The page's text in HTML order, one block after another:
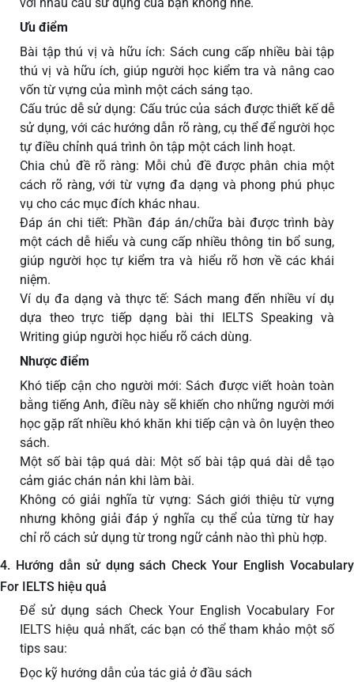
Ưu điểm
Bài tập thú vị và hữu ích: Sách cung cấp nhiều bài tập
thú vị và hữu ích, giúp người học kiểm tra và nâng cao
vốn từ vựng của mình một cách sáng tạo.
Cấu trúc dễ sử dụng: Cấu trúc của sách được thiết kế dễ
sử dụng, với các hướng dẫn rõ ràng, cụ thể để người học
tự điều chỉnh quá trình ôn tập một cách linh hoạt.
Chia chủ đề rõ ràng: Mỗi chủ đề được phân chia một
cách rõ ràng, với từ vựng đa dạng và phong phú phục
vụ cho các mục đích khác nhau.
Đáp án chi tiết: Phần đáp án/chữa bài được trình bày
một cách dễ hiểu và cung cấp nhiều thông tin bổ sung,
giúp người học tự kiểm tra và hiểu rõ hơn về các khái
niệm.
Ví dụ đa dạng và thực tế: Sách mang đến nhiều ví dụ
dựa theo trực tiếp dạng bài thi IELTS Speaking và
Writing giúp người học hiểu rõ cách dùng.
Nhược điểm
Khó tiếp cận cho người mới: Sách được viết hoàn toàn
bằng tiếng Anh, điều này sẽ khiến cho những người mới
học gặp rất nhiều khó khăn khi tiếp cận và ôn luyện theo
sách.
Một số bài tập quá dài: Một số bài tập quá dài dễ tạo
cảm giác chán nản khi làm bài.
Không có giải nghĩa từ vựng: Sách giới thiệu từ vựng
nhưng không giải đáp ý nghĩa cụ thể của từng từ hay
chỉ rõ cách sử dụng từ trong ngữ cảnh nào thì phù hợp.
4. Hướng dẫn sử dụng sách Check Your English Vocabulary
For IELTS hiệu quả
Để sử dụng sách Check Your English Vocabulary For
IELTS hiệu quả nhất, các bạn có thể tham khảo một số
tips sau:
Đọc kỹ hướng dẫn của tác giả ở đầu sách